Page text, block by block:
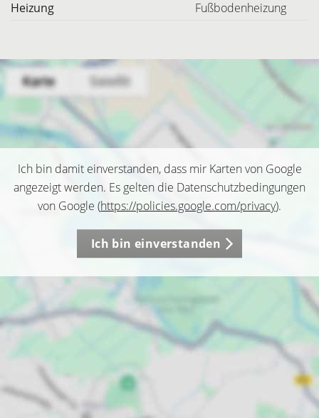
Heizung
Fußbodenheizung
Ich bin damit einverstanden, dass mir Karten von Google
angezeigt werden. Es gelten die Datenschutzbedingungen
von Google (https://policies.google.com/privacy).
Ich bin einverstanden